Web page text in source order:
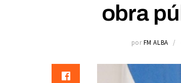
obra
por FM ALBA